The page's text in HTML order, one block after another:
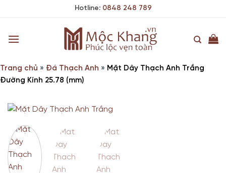
Hotline: 0848 248 789
Trang chủ » Đá Thạch Anh » Mặt Dây Thạch Anh Trắng
Đường Kính 25.78 (mm)